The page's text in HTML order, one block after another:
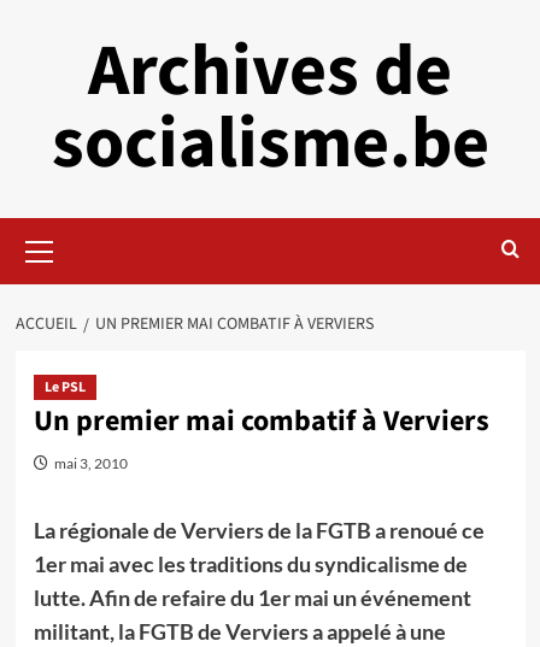
Archives de
socialisme.be
principal
ACCUEIL UN PREMIER MAI COMBATIF À VERVIERS
Le PSL
Un premier mai combatif à Verviers
mai 3, 2010
La régionale de Verviers de la FGTB a renoué ce
1er mai avec les traditions du syndicalisme de
lutte. Afin de refaire du 1er mai un événement
militant, la FGTB de Verviers a appelé à une